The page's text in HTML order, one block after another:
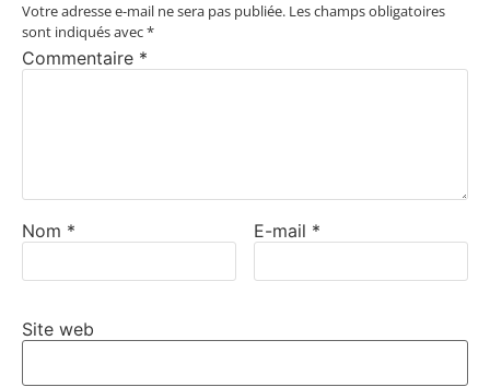
Votre adresse e-mail ne sera pas publiée. Les champs obligatoires
sont indiqués avec*
Commentaire *
Nom * E-mail *
Site web